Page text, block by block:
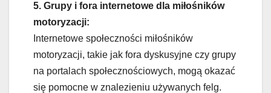
5. Grupy i fora internetowe dla miłośników
motoryzacji:
Internetowe społeczności miłośników
motoryzacji, takie jak fora dyskusyjne czy grupy
na portalach społecznościowych, mogą okazać
się pomocne w znalezieniu używanych felg.